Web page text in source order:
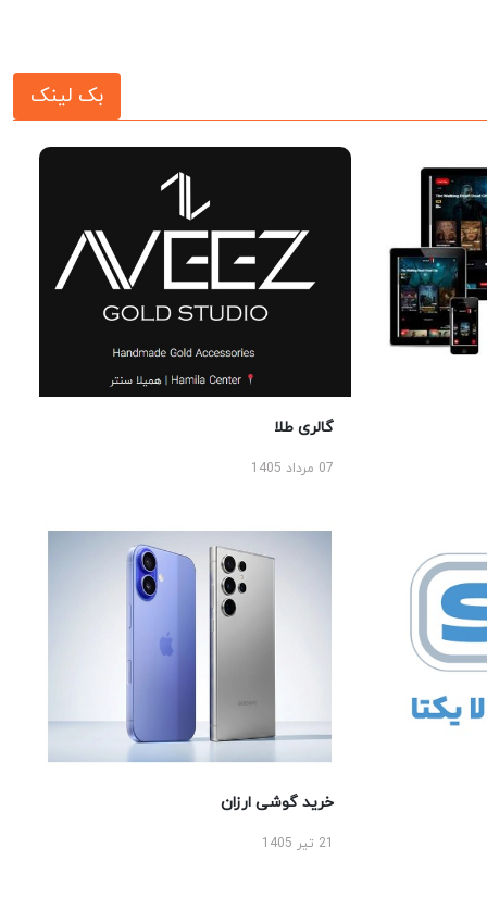
بک لینک
گالری طلا
07 مرداد 1405
خرید گوشی ارزان